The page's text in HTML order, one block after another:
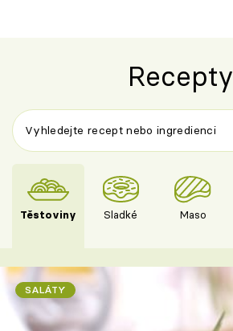
Recepty
Těstoviny Sladké Maso
SALÁTY